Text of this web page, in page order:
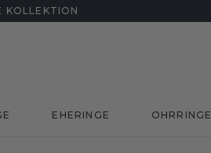
KOLLEKTION
EHERINGE OHRRINGE